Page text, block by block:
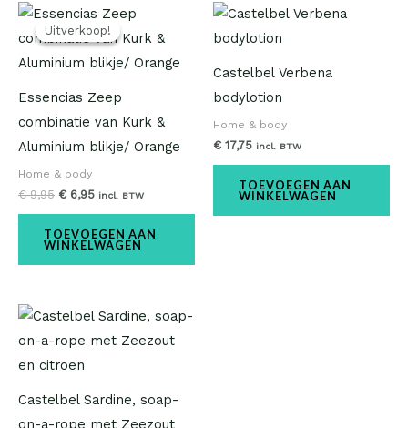
Uitverkoop!
Uitverkoop!
Essencias Zeep
combinatie van Kurk &
Aluminium blikje/ Orange
Home & body
€9,95
Oorspronkelijke
prijs
was:
€ 9,95.
€6,95
Huidige
prijs
is:
€ 6,95.
incl. BTW
TOEVOEGEN AAN
WINKELWAGEN
Castelbel Verbena
bodylotion
Home & body
€17,75 incl. BTW
TOEVOEGEN AAN
WINKELWAGEN
Castelbel Sardine, soap-
on-a-rope met Zeezout